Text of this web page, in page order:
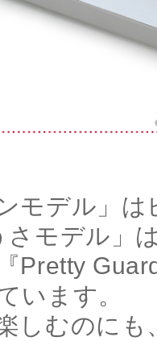
モデル」
さモデル」
Pretty
います。
しむのに